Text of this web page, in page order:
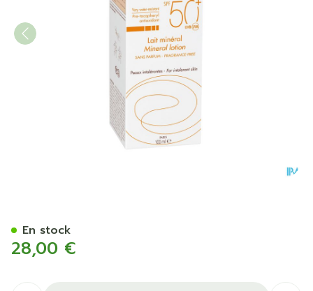
28,00 €
En stock